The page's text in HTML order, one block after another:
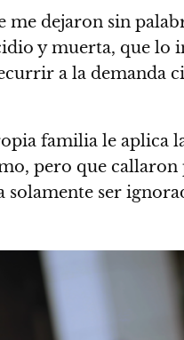
dejaron sin
y muerta, que lo
a la
familia le aplica
pero que
ser